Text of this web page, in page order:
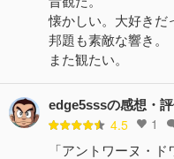
懐かしい。大好きだ
邦題も素敵な響き。
また観たい。
edge5sssの感想・
4.5 1
「アントワーヌ・